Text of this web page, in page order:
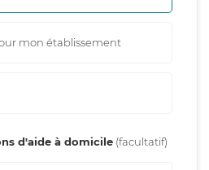
mon établissement
d'aide à domicile